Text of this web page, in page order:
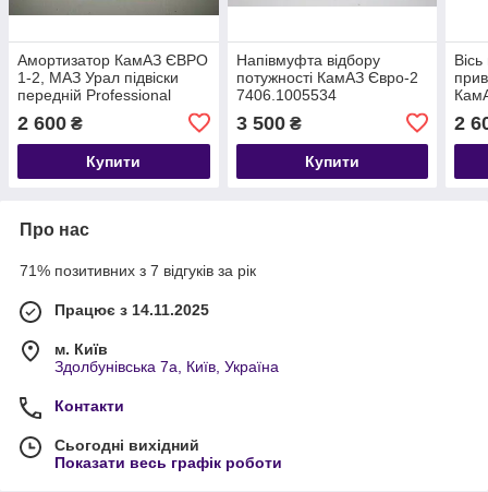
Амортизатор КамАЗ ЄВРО
1-2, МАЗ Урал підвіски
передній Professional
300/475.2905006
2 600 ₴
Купити
Напівмуфта відбору
потужності КамАЗ Євро-2
7406.1005534
3 500₴
Купити
2
Про нас
71% позитивних з 7 відгуків за рік
Працює з 14.11.2025
м. Київ
Здолбунівська 7а, Київ, Україна
Контакти
Сьогодні вихідний
Показати весь графік роботи